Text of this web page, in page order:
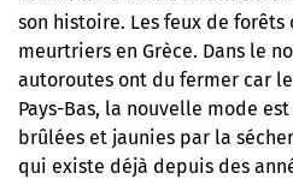
son histoire. Les feux de
meurtriers en Grèce. Dans le
autoroutes ont du fermer car
Pays-Bas, la nouvelle mode
brûlées et jaunies par la
qui existe déjà depuis des